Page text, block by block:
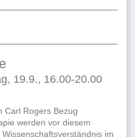
19.9., 16.00-20.00
Carl Rogers Bezug
werden vor diesem
im